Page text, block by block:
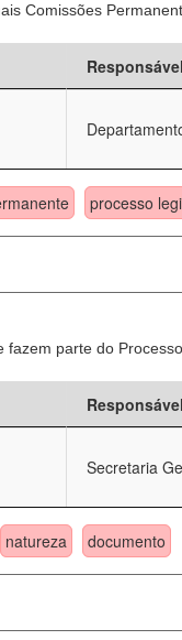
Comissões
Responsável
processo
parte do
Responsável
Secretaria
natureza documento